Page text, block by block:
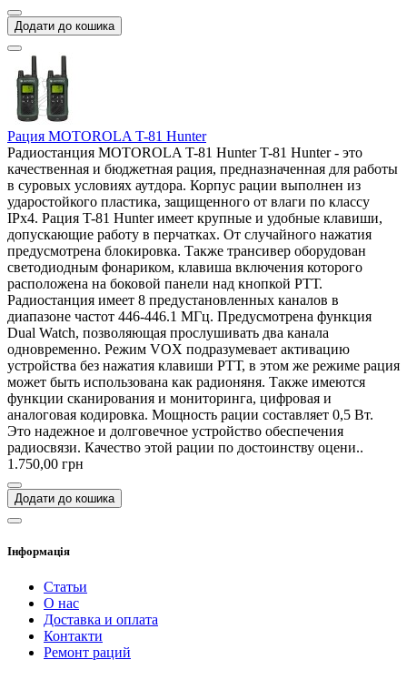
Додати до кошика
Рация MOTOROLA T-81 Hunter
Радиостанция MOTOROLA T-81 Hunter T-81 Hunter - это
качественная и бюджетная рация, предназначенная для работы
в суровых условиях аутдора. Корпус рации выполнен из
ударостойкого пластика, защищенного от влаги по классу
IPx4. Рация T-81 Hunter имеет крупные и удобные клавиши,
допускающие работу в перчатках. От случайного нажатия
предусмотрена блокировка. Также трансивер оборудован
светодиодным фонариком, клавиша включения которого
расположена на боковой панели над кнопкой РТТ.
Радиостанция имеет 8 предустановленных каналов в
диапазоне частот 446-446.1 МГц. Предусмотрена функция
Dual Watch, позволяющая прослушивать два канала
одновременно. Режим VOX подразумевает активацию
устройства без нажатия клавиши РТТ, в этом же режиме рация
может быть использована как радионяня. Также имеются
функции сканирования и мониторинга, цифровая и
аналоговая кодировка. Мощность рации составляет 0,5 Вт.
Это надежное и долговечное устройство обеспечения
радиосвязи. Качество этой рации по достоинству оцени..
1.750,00 грн
Додати до кошика
Інформація
Статьи
О нас
Доставка и оплата
Контакти
Ремонт раций